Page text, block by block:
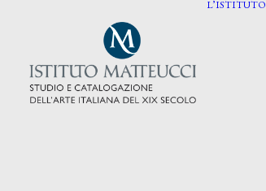
L’ISTITUTO